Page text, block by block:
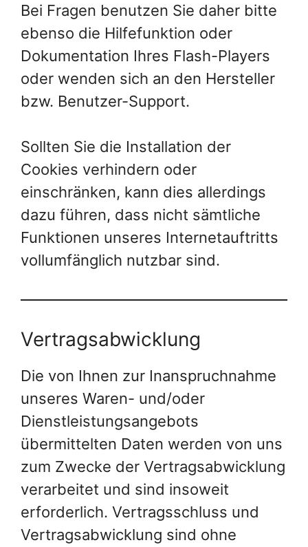
Bei Fragen benutzen Sie daher bitte
ebenso die Hilfefunktion oder
Dokumentation Ihres Flash-Players
oder wenden sich an den Hersteller
bzw. Benutzer-Support.
Sollten Sie die Installation der
Cookies verhindern oder
einschränken, kann dies allerdings
dazu führen, dass nicht sämtliche
Funktionen unseres Internetauftritts
vollumfänglich nutzbar sind.
Vertragsabwicklung
Die von Ihnen zur Inanspruchnahme
unseres Waren- und/oder
Dienstleistungsangebots
übermittelten Daten werden von uns
zum Zwecke der Vertragsabwicklung
verarbeitet und sind insoweit
erforderlich. Vertragsschluss und
Vertragsabwicklung sind ohne